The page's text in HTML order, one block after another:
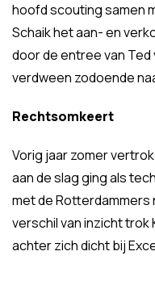
hoofd scouting samen
Schaik het aan- en
door de entree van Ted
verdween zodoende
Rechtsomkeert
Vorig jaar zomer
aan de slag ging als
met de Rotterdammers
verschil van inzicht trok
achter zich dicht bij